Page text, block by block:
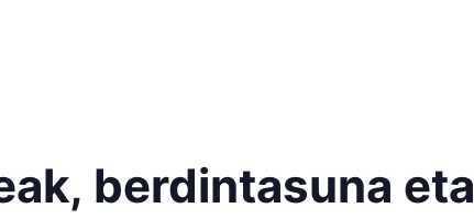
berdintasuna eta